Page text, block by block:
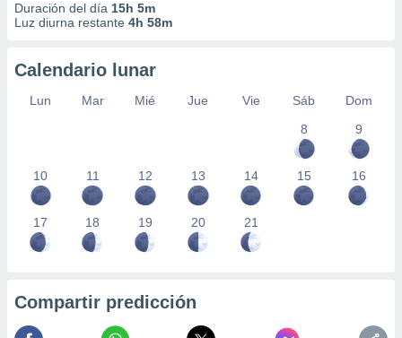
Duración del día 15h 5m
Luz diurna restante 4h 58m
Calendario lunar
Lun Mar Mié Jue Vie Sáb
Dom
8
9
10 11 12 13 14 15 16
17 18 19 20 21
Compartir predicción